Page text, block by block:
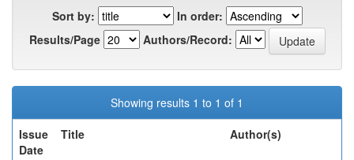
Sort by:
In order:
Results/Page
Authors/Record:
Showing results 1 to 1 of 1
Issue
Date
Title Author(s)